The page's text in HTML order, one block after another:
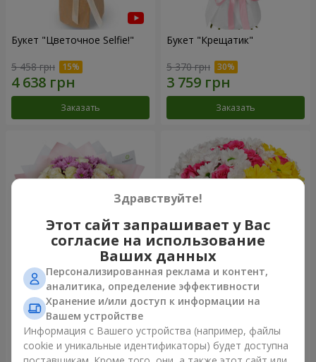
Букет "Цветочное Selfie!"
5 458 грн
Заказать
Букет "Крещатик"
5 370 грн
Заказать
Букет "Дежавю"
6 774 грн
Заказать
Цветы в коробке "Мое
сердце"
Заказать
Здравствуйте!
Этот сайт запрашивает у Вас
согласие на использование
Ваших данных
Персонализированная реклама и контент,
аналитика, определение эффективности
Хранение и/или доступ к информации на
Вашем устройстве
Информация с Вашего устройства (например, файлы
cookie и уникальные идентификаторы) будет доступна